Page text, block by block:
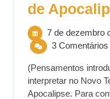
de
7 de dezembro
3 Comentários
(Pensamentos
interpretar no Novo
Apocalipse. Para